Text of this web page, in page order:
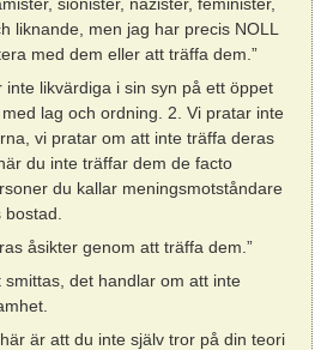
liknande, men jag har precis NOLL
med dem eller att träffa dem.”
likvärdiga i sin syn på ett öppet
lag och ordning. 2. Vi pratar inte
vi pratar om att inte träffa deras
du inte träffar dem de facto
du kallar meningsmotståndare
åsikter genom att träffa dem.”
det handlar om att inte
är att du inte själv tror på din teori